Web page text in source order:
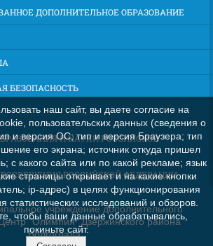
ДОПОЛНИТЕЛЬНОЕ ОБРАЗОВАНИЕ
БЕЗОПАСНОСТЬ
И НАУКИ РОССИЙСКОЙ
РОССИЙСКОЙ ФЕДЕРАЦИИ
учреждение дополнительного
"Олимпия" Дзержинского района
Волгограда"
наш сайт, вы даете согласие на
пользовательских данных (сведения о
и версия ОС; тип и версия Браузера; тип
его экрана; источник откуда пришел
с какого сайта или по какой рекламе; язык
страницы открывает и на какие кнопки
ip-адрес) в целях функционирования
статистических исследований и обзоров.
чтобы ваши данные обрабатывались,
покиньте сайт.